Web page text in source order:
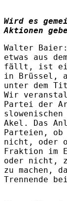
Wird es
Aktionen
Walter Baier
etwas aus
fällt, ist ein
in Brüssel,
unter dem
Wir
Partei der
Akel. Das
Parteien,
nicht, oder
Fraktion im
oder nicht,
zu machen,
Trennende